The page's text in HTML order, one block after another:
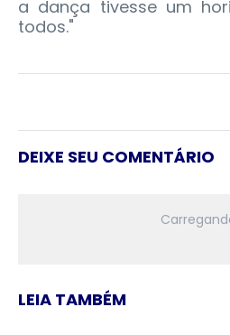
a dança tivesse um
todos."
DEIXE SEU COMENTÁRIO
LEIA TAMBÉM